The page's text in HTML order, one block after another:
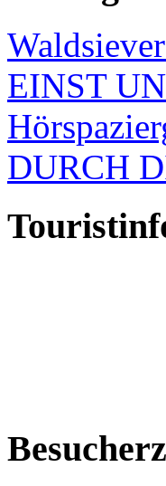
EINST
DURCH